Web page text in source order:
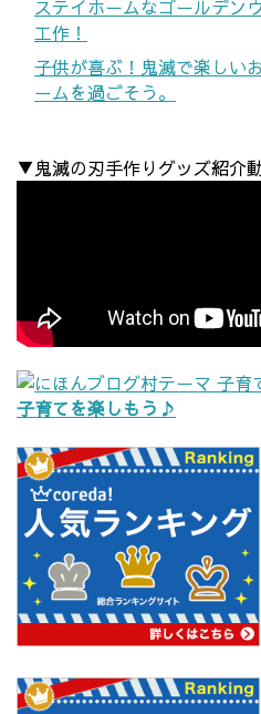
ステイホームなゴールデン
工作！
子供が喜ぶ！鬼滅で楽しい
ームを過ごそう。
▼鬼滅の刃手作りグッズ紹介
子育てを楽しもう♪